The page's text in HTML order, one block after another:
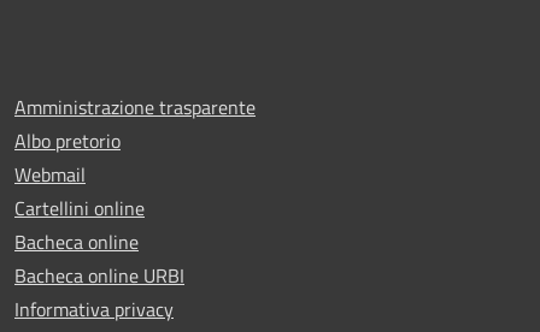
Amministrazione trasparente
Albo pretorio
Webmail
Cartellini online
Bacheca online
Bacheca online URBI
Informativa privacy